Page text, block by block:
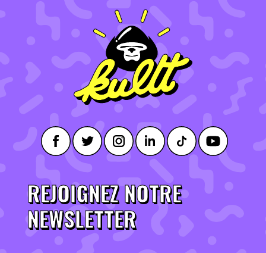
REJOIGNEZ NOTRE
NEWSLETTER